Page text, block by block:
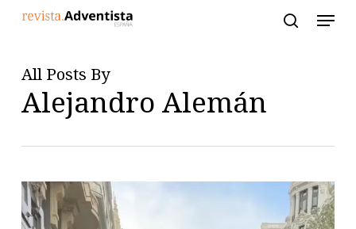
contentAll Posts By
Alejandro Alemán